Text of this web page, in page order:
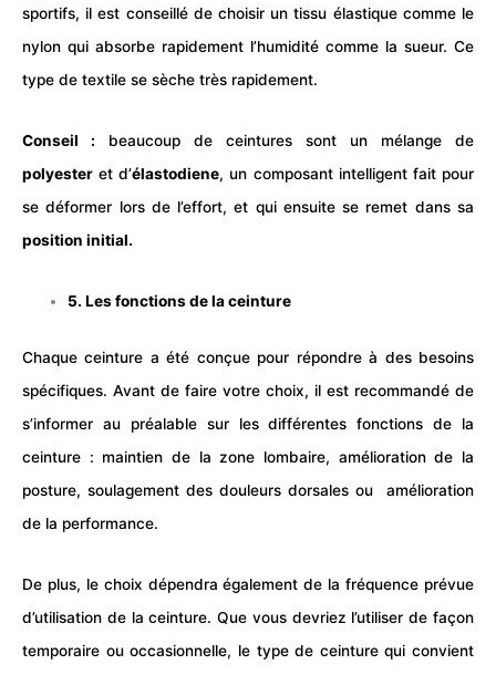
sportifs, il est conseillé de choisir un tissu élastique comme le
nylon qui absorbe rapidement l’humidité comme la sueur. Ce
type de textile se sèche très rapidement.
Conseil : beaucoup de ceintures sont un mélange de
polyester et d’élastodiene, un composant intelligent fait pour
se déformer lors de l’effort, et qui ensuite se remet dans sa
position initial.
5. Les fonctions de la ceinture
Chaque ceinture a été conçue pour répondre à des besoins
spécifiques. Avant de faire votre choix, il est recommandé de
s’informer au préalable sur les différentes fonctions de la
ceinture : maintien de la zone lombaire, amélioration de la
posture, soulagement des douleurs dorsales ou amélioration
de la performance.
De plus, le choix dépendra également de la fréquence prévue
d’utilisation de laceinture. Que vous devriez l’utiliser de façon
temporaire ou occasionnelle, le type de ceinture qui convient